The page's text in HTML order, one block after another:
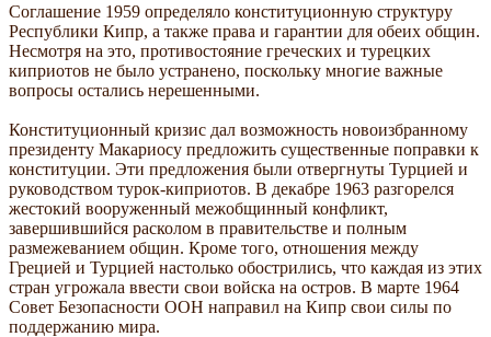
Соглашение 1959 определяло конституционную структуру
Республики Кипр, а также права и гарантии для обеих общин.
Несмотря на это, противостояние греческих и турецких
киприотов не было устранено, поскольку многие важные
вопросы остались нерешенными.
Конституционный кризис дал возможность новоизбранному
президенту Макариосу предложить существенные поправки к
конституции. Эти предложения были отвергнуты Турцией и
руководством турок-киприотов. В декабре 1963 разгорелся
жестокий вооруженный межобщинный конфликт,
завершившийся расколом в правительстве и полным
размежеванием общин. Кроме того, отношения между
Грецией и Турцией настолько обострились, что каждая из этих
стран угрожала ввести свои войска на остров. В марте 1964
Совет Безопасности ООН направил на Кипр свои силы по
поддержанию мира.